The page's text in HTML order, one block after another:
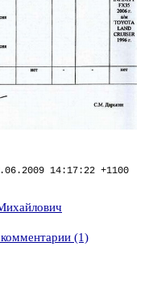
14:17:22 +1100
(1)